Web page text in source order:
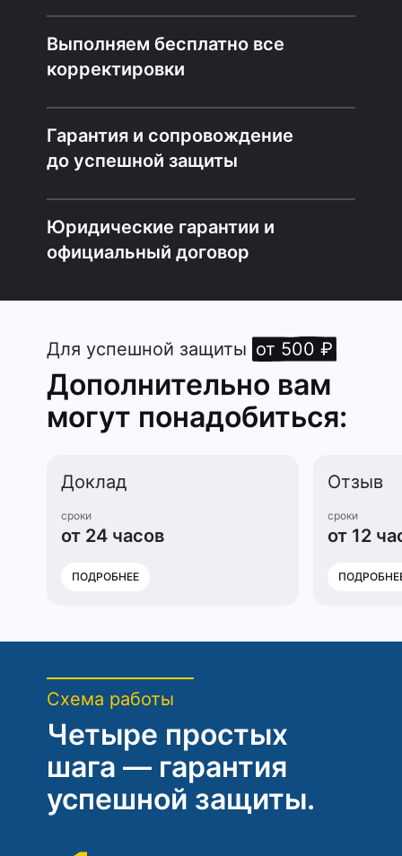
Выполняем бесплатно все
корректировки
Гарантия и сопровождение
до успешной защиты
Юридические гарантии и
официальный договор
Для успешной защиты от 500 ₽
Дополнительно вам
могут понадобиться:
Доклад
сроки
от 24 часов
ПОДРОБНЕЕ
Отзыв
сроки
от 12
Схема работы
Четыре простых
шага — гарантия
успешной защиты.